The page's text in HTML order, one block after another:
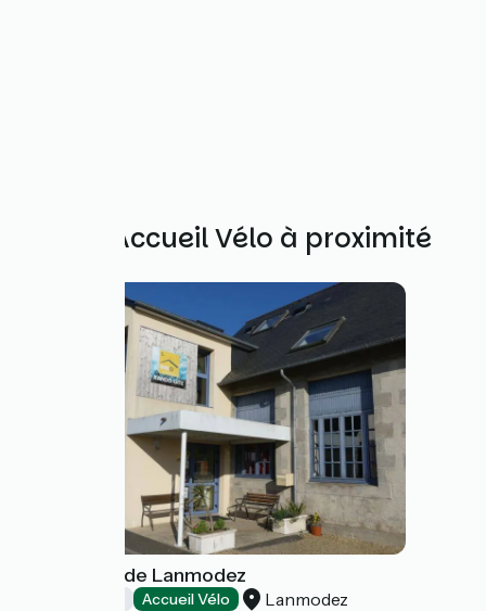
Autres Accueil Vélo à proximité
Rando Gîte de Lanmodez
Accueil Vélo Lanmodez